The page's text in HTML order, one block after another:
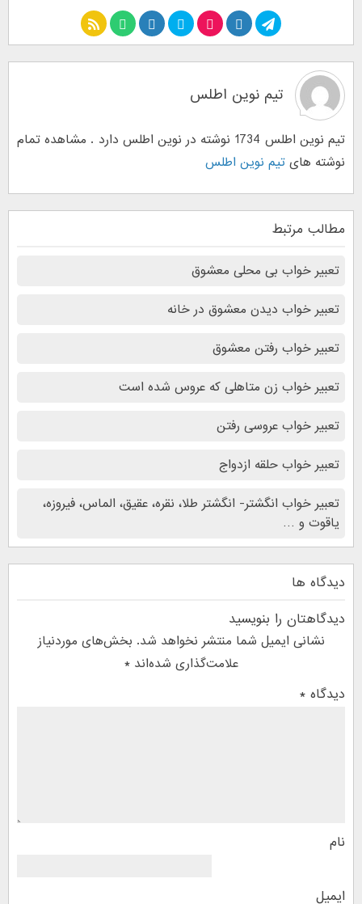
تیم نوین اطلس
تیم نوین اطلس 1734 نوشته در نوین اطلس دارد . مشاهده تمام
نوشته های تیم نوین اطلس
مطالب مرتبط
تعبیر خواب بی محلی معشوق
تعبیر خواب دیدن معشوق در خانه
تعبیر خواب رفتن معشوق
تعبیر خواب زن متاهلی که عروس شده است
تعبیر خواب عروسی رفتن
تعبیر خواب حلقه ازدواج
تعبیر خواب انگشتر- انگشتر طلا، نقره، عقیق، الماس، فیروزه،
یاقوت و …
دیدگاه ها
دیدگاهتان را بنویسید
نشانی ایمیل شما منتشر نخواهد شد. بخش‌های موردنیاز
علامت‌گذاری شده‌اند*
دیدگاه *
نام
ایمیل